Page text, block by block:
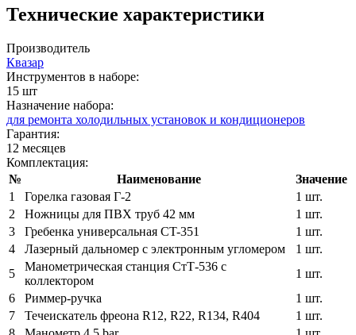
Технические характеристики
Производитель
Квазар
Инструментов в наборе:
15 шт
Назначение набора:
для ремонта холодильных установок и кондиционеров
Гарантия:
12 месяцев
Комплектация:
№
Наименование
Значение
1
Горелка газовая Г-2
1 шт.
2
Ножницы для ПВХ труб 42 мм
1 шт.
3
Гребенка универсальная CT-351
1 шт.
4
Лазерный дальномер с электронным угломером
1 шт.
5
Манометрическая станция СтТ-536 с
коллектором
1 шт.
6
Риммер-ручка
1 шт.
7
Течеискатель фреона R12, R22, R134, R404
1 шт.